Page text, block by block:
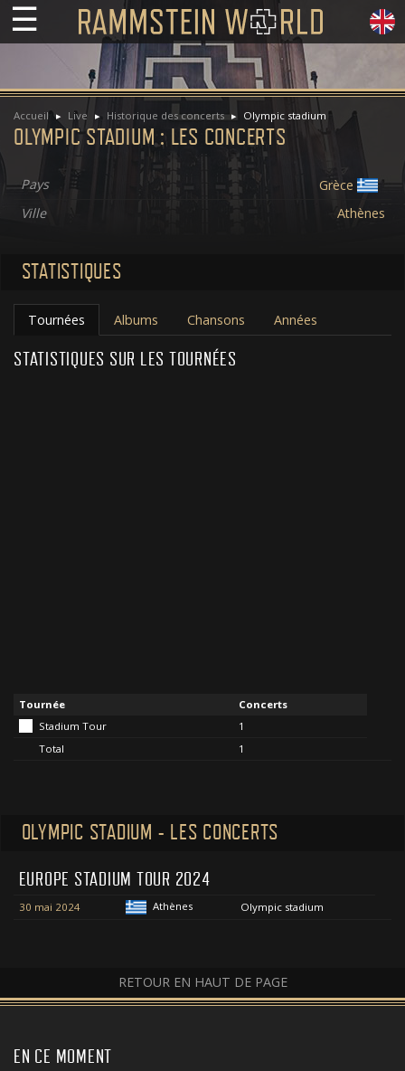
☰
Accueil Live Historique des concerts Olympic stadium
OLYMPIC STADIUM : LES CONCERTS
Pays
Grèce
Ville
Athènes
STATISTIQUES
Tournées Albums Chansons Années
STATISTIQUES SUR LES TOURNÉES
Tournée
Concerts
Stadium Tour
1
Total
1
OLYMPIC STADIUM - LES CONCERTS
EUROPE STADIUM TOUR 2024
30 mai 2024 Athènes Olympic stadium
RETOUR EN HAUT DE PAGE
EN CE MOMENT